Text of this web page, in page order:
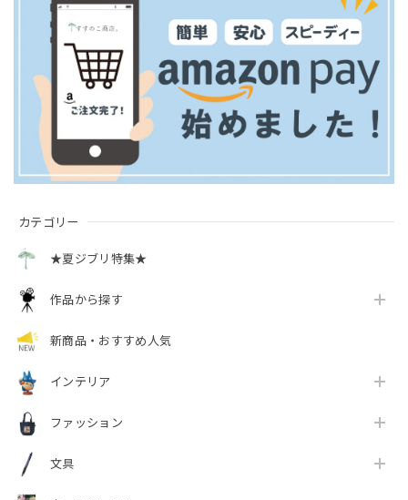
カテゴリー
★夏ジブリ特集★
作品から探す
新商品・おすすめ人気
インテリア
ファッション
文具